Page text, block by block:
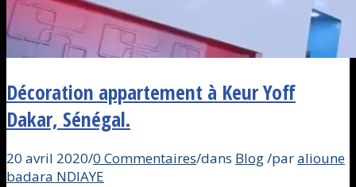
Décoration appartement à Keur Yoff
Dakar, Sénégal.
20 avril 2020/0 Commentaires/dans Blog/paralioune
badara NDIAYE